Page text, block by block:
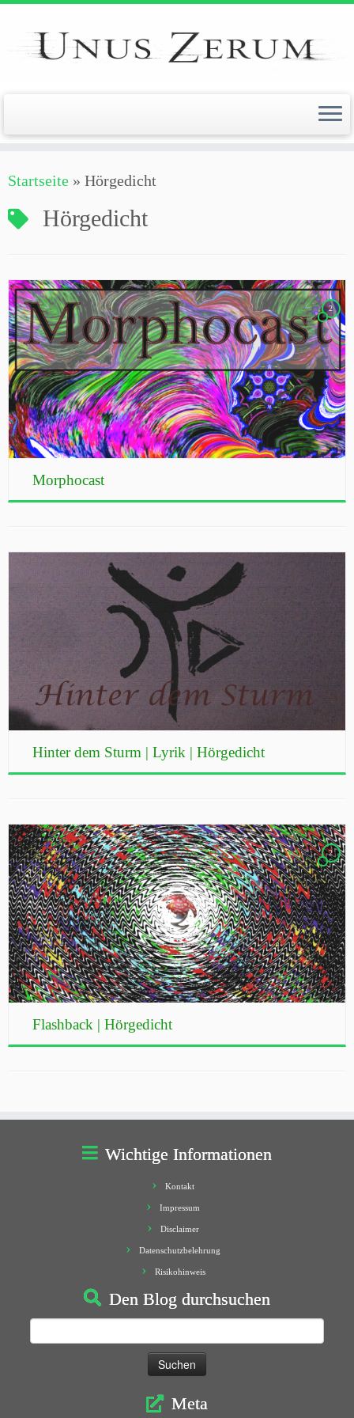
Zum
springen
Startseite » Hörgedicht
Hörgedicht
2
Morphocast
Hinter dem Sturm | Lyrik | Hörgedicht
2
Flashback | Hörgedicht
Wichtige Informationen
Kontakt
Impressum
Disclaimer
Datenschutzbelehrung
Risikohinweis
Den Blog durchsuchen
Meta